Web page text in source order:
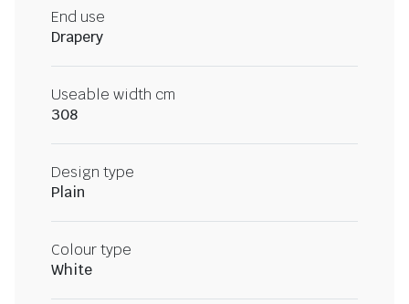
End use
Drapery
Useable width cm
308
Design type
Plain
Colour type
White